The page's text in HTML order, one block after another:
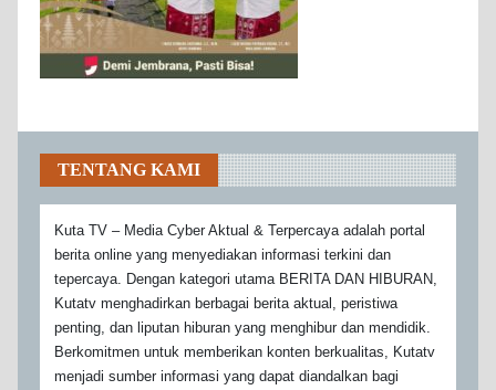
TENTANG KAMI
Kuta TV – Media Cyber Aktual & Terpercaya adalah portal
berita online yang menyediakan informasi terkini dan
tepercaya. Dengan kategori utama BERITA DAN HIBURAN,
Kutatv menghadirkan berbagai berita aktual, peristiwa
penting, dan liputan hiburan yang menghibur dan mendidik.
Berkomitmen untuk memberikan konten berkualitas, Kutatv
menjadi sumber informasi yang dapat diandalkan bagi